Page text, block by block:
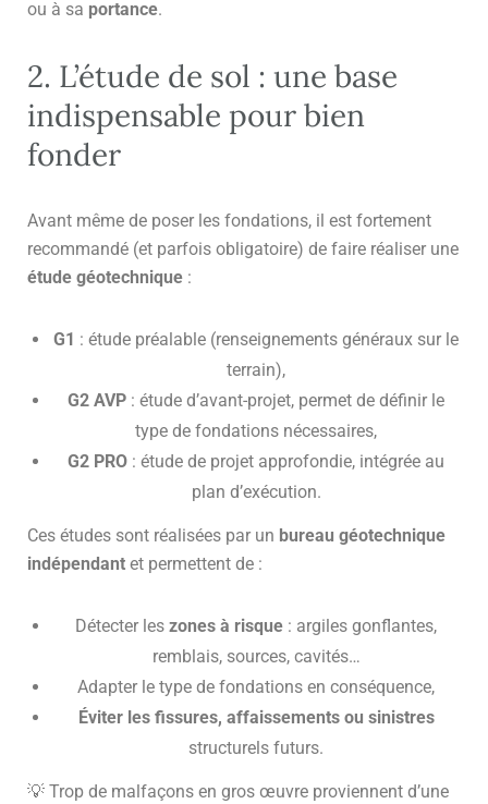
ou à sa portance.
2. L’étude de sol : une base
indispensable pour bien
fonder
Avant même de poser les fondations, il est fortement
recommandé (et parfois obligatoire) de faire réaliser une
étude géotechnique :
G1 : étude préalable (renseignements généraux sur le
terrain),
G2 AVP : étude d’avant-projet, permet de définir le
type de fondations nécessaires,
G2 PRO : étude de projet approfondie, intégrée au
plan d’exécution.
Ces études sont réalisées par un bureau géotechnique
indépendant et permettent de :
Détecter les zones à risque : argiles gonflantes,
remblais, sources, cavités…
Adapter le type de fondations en conséquence,
Éviter les fissures, affaissements ou sinistres
structurels futurs.
💡 Trop de malfaçons en gros œuvre proviennent d’une